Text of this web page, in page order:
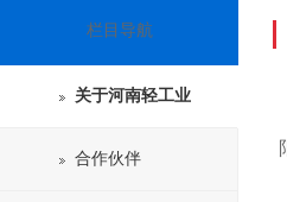
栏目导航
关于河南轻工业
合作伙伴